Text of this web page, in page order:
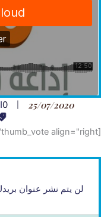
25/07/2020
0
[thumb_vote align="right"]
لن يتم نشر عنوان